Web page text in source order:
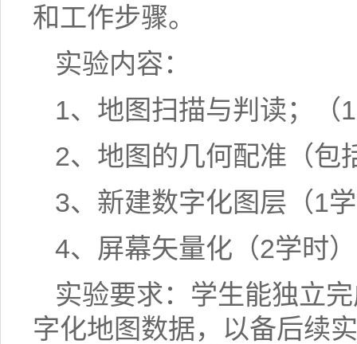
和工作步骤。
实验内容：
1、地图扫描与判读；（1
2、地图的几何配准（包
3、新建数字化图层（1
4、屏幕矢量化（2学时
实验要求：学生能独立
字化地图数据，以备后续